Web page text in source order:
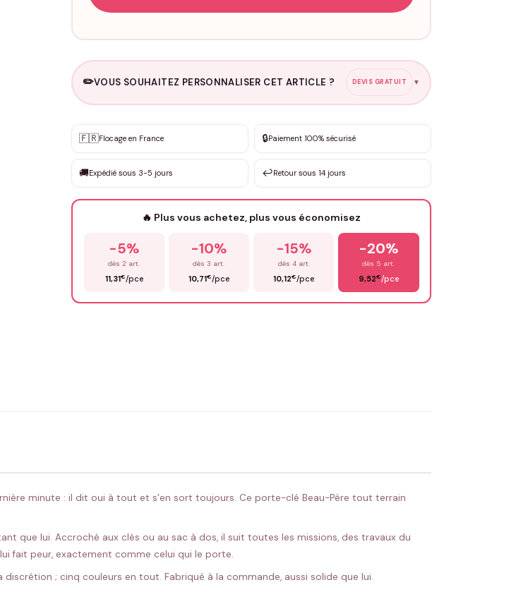
✏️VOUS SOUHAITEZ PERSONNALISER CET ARTICLE ? DEVIS GRATUIT ▼
✨ Personnalisation sur mesure
DEVIS GRATUIT · Personnalisation de 3 à 10€ selon la demande
Que souhaitez-vous ?
🇫🇷Flocage en France 🔒Paiement 100% sécurisé
🚚Expédié sous 3-5 jours ↩️Retour sous 14 jours
🔥 Plus vous achetez, plus vous économisez
-5%
dès 2 art.
11,31€/pce
-10%
dès 3 art.
10,71€/pce
-15%
dès 4 art.
10,12€/pce
-20%
dès 5 art.
9,52€/pce
minute : il dit oui à tout et s’en sort toujours. Ce porte-clé Beau-Père tout terrain
que lui. Accroché aux clés ou au sac à dos, il suit toutes les missions, des travaux du
fait peur, exactement comme celui qui le porte.
; cinq couleurs en tout. Fabriqué à la commande, aussi solide que lui.